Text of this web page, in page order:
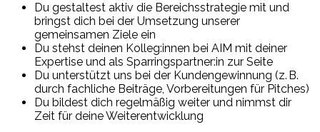
Du gestaltest aktiv die Bereichsstrategie mit und
bringst dich bei der Umsetzung unserer
gemeinsamen Ziele ein
Du stehst deinen Kolleg:innen bei AIM mit deiner
Expertise und als Sparringspartner:in zur Seite
Du unterstützt uns bei der Kundengewinnung (z. B.
durch fachliche Beiträge, Vorbereitungen für Pitches)
Du bildest dich regelmäßig weiter und nimmst dir
Zeit für deine Weiterentwicklung